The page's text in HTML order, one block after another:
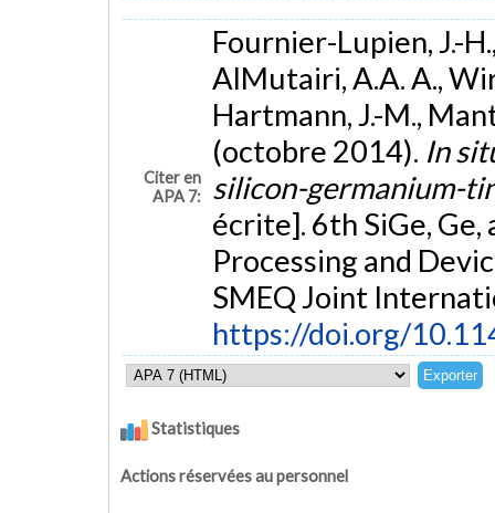
Citer en
APA 7:
Fournier-Lupien, J.-
AlMutairi, A.A. A.,
Hartmann, J.-M.,
(octobre 2014). In
silicon-germanium-
écrite]. 6th SiGe,
Processing and
SMEQ Joint
https://doi.org/
Statistiques
Actions réservées au personnel